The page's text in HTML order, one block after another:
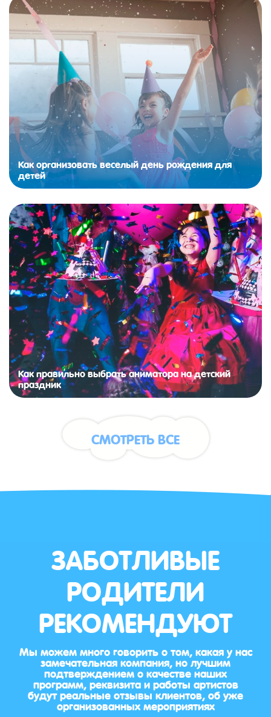
Как организовать веселый день рождения для
детей
Как правильно выбрать аниматора на детский
праздник
СМОТРЕТЬ ВСЕ
ЗАБОТЛИВЫЕ
РОДИТЕЛИ
РЕКОМЕНДУЮТ
Мы можем много говорить о том, какая у нас
замечательная компания, но лучшим
подтверждением о качестве наших
программ, реквизита и работы артистов
будут реальные отзывы клиентов, об уже
организованных мероприятиях